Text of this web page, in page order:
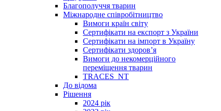
Благополуччя тварин
Міжнародне співробітництво
Вимоги країн світу
Сертифікати на експорт з України
Сертифікати на імпорт в Україну
Сертифікати здоров’я
Вимоги до некомерційного
переміщення тварин
TRACES_NT
До відома
Рішення
2024 рік